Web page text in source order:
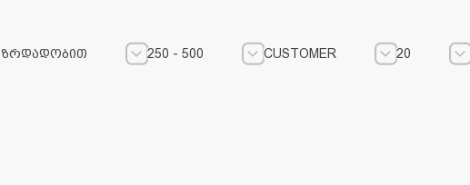
ᲖᲠᲓᲐᲓᲝᲑᲘᲗ 250 - 500 CUSTOMER
20